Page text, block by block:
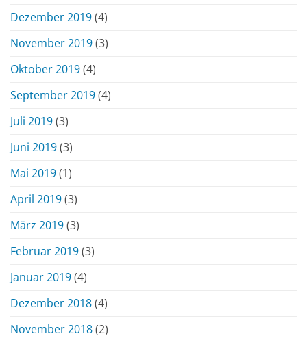
Dezember 2019(4)
November 2019(3)
Oktober 2019(4)
September 2019(4)
Juli 2019(3)
Juni 2019(3)
Mai 2019(1)
April 2019(3)
März 2019(3)
Februar 2019(3)
Januar 2019(4)
Dezember 2018(4)
November 2018(2)